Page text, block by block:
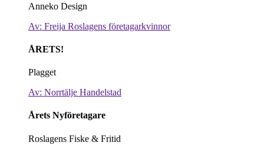
Anneko Design
Av: Freija Roslagens företagarkvinnor
ÅRETS!
Plagget
Av: Norrtälje Handelstad
Årets Nyföretagare
Roslagens Fiske & Fritid